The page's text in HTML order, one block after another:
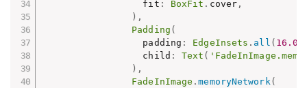
                  fit
: BoxFit . cover ,
) ,
Padding (
                  padding
: EdgeInsets . all ( 16.0
                  child
: Text (
) ,
FadeInImage .memoryNetwork (